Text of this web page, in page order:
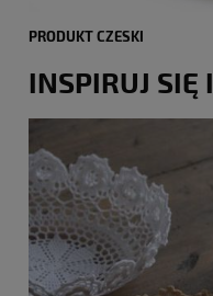
PRODUKT CZESKI
INSPIRUJ SIĘ